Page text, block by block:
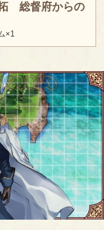
総督府からの
×1